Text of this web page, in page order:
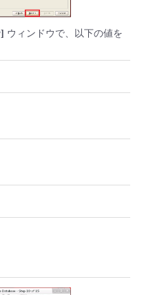
ウィンドウで、以下の値を